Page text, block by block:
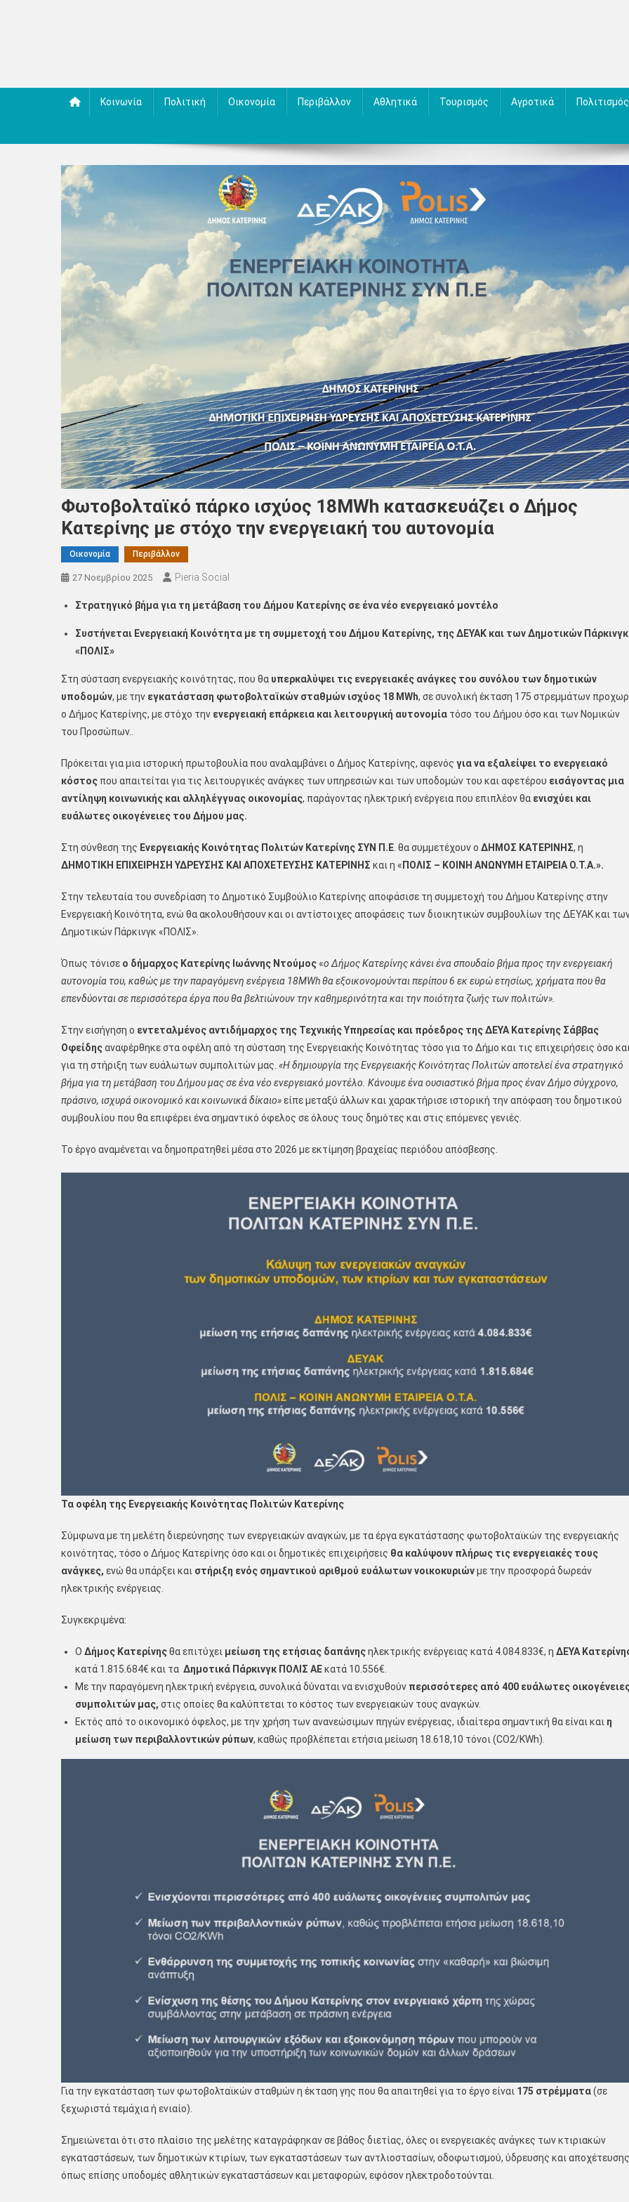
Κοινωνία Πολιτική Οικονομία Περιβάλλον Αθλητικά Τουρισμός Αγροτικά Πολιτισμός
Φωτοβολταϊκό πάρκο ισχύος 18MWh κατασκευάζει ο Δήμος
Κατερίνης με στόχο την ενεργειακή του αυτονομία
Οικονομία Περιβάλλον
27 Νοεμβρίου 2025 Pieria Social
Στρατηγικό βήμα για τη μετάβαση του Δήμου Κατερίνης σε ένα νέο ενεργειακό μοντέλο
Συστήνεται Ενεργειακή Κοινότητα με τη συμμετοχή του Δήμου Κατερίνης, της ΔΕΥΑΚ και των Δημοτικών Πάρκινγκ
«ΠΟΛΙΣ»
Στη σύσταση ενεργειακής κοινότητας, που θα υπερκαλύψει τις ενεργειακές ανάγκες του συνόλου των δημοτικών
υποδομών, με την εγκατάσταση φωτοβολταϊκών σταθμών ισχύος 18 MWh, σε συνολική έκταση 175 στρεμμάτων
ο Δήμος Κατερίνης, με στόχο την ενεργειακή επάρκεια και λειτουργική αυτονομία τόσο του Δήμου όσο και των Νομικών
του Προσώπων..
Πρόκειται για μια ιστορική πρωτοβουλία που αναλαμβάνει ο Δήμος Κατερίνης, αφενός για να εξαλείψει το ενεργειακό
κόστος που απαιτείται για τις λειτουργικές ανάγκες των υπηρεσιών και των υποδομών του και αφετέρου εισάγοντας μια
αντίληψη κοινωνικής και αλληλέγγυας οικονομίας, παράγοντας ηλεκτρική ενέργεια που επιπλέον θα ενισχύει και
ευάλωτες οικογένειες του Δήμου μας.
Στη σύνθεση της Ενεργειακής Κοινότητας Πολιτών Κατερίνης ΣΥΝ Π.Ε . θα συμμετέχουν ο ΔΗΜΟΣ ΚΑΤΕΡΙΝΗΣ, η
ΔΗΜΟΤΙΚΗ ΕΠΙΧΕΙΡΗΣΗ ΥΔΡΕΥΣΗΣ ΚΑΙ ΑΠΟΧΕΤΕΥΣΗΣ ΚΑΤΕΡΙΝΗΣ και η « ΠΟΛΙΣ – ΚΟΙΝΗ ΑΝΩΝΥΜΗ ΕΤΑΙΡΕΙΑ Ο.Τ.Α.».
Στην τελευταία του συνεδρίαση το Δημοτικό Συμβούλιο Κατερίνης αποφάσισε τη συμμετοχή του Δήμου Κατερίνης στην
Ενεργειακή Κοινότητα, ενώ θα ακολουθήσουν και οι αντίστοιχες αποφάσεις των διοικητικών συμβουλίων της ΔΕΥΑΚ και
Δημοτικών Πάρκινγκ «ΠΟΛΙΣ».
Όπως τόνισε ο δήμαρχος Κατερίνης Ιωάννης Ντούμος «ο Δήμος Κατερίνης κάνει ένα σπουδαίο βήμα προς την ενεργειακή
αυτονομία του, καθώς με την παραγόμενη ενέργεια 18MWhθα εξοικονομούνται περίπου 6 εκ ευρώ ετησίως, χρήματα που θα
επενδύονται σε περισσότερα έργα που θα βελτιώνουν την καθημερινότητα και την ποιότητα ζωής των πολιτών».
Στην εισήγηση ο εντεταλμένος αντιδήμαρχος της Τεχνικής Υπηρεσίας και πρόεδρος της ΔΕΥΑ Κατερίνης Σάββας
Οφείδηςαναφέρθηκε στα οφέλη από τη σύσταση της Ενεργειακής Κοινότητας τόσο για το Δήμο και τις επιχειρήσεις όσο
για τη στήριξη των ευάλωτων συμπολιτών μας. «Η δημιουργία της Ενεργειακής Κοινότητας Πολιτών αποτελεί ένα στρατηγικό
βήμα για τη μετάβαση του Δήμου μας σε ένα νέο ενεργειακό μοντέλο. Κάνουμε ένα ουσιαστικό βήμα προς έναν Δήμο σύγχρονο,
πράσινο, ισχυρά οικονομικό και κοινωνικά δίκαιο»είπε μεταξύ άλλων και χαρακτήρισε ιστορική την απόφαση του δημοτικού
συμβουλίου που θα επιφέρει ένα σημαντικό όφελος σε όλους τους δημότες και στις επόμενες γενιές.
Το έργο αναμένεται να δημοπρατηθεί μέσα στο 2026 με εκτίμηση βραχείας περιόδου απόσβεσης.
Τα οφέλη της Ενεργειακής Κοινότητας Πολιτών Κατερίνης
Σύμφωνα με τη μελέτη διερεύνησης των ενεργειακών αναγκών, με τα έργα εγκατάστασης φωτοβολταϊκών της ενεργειακής
κοινότητας, τόσο ο Δήμος Κατερίνης όσο και οι δημοτικές επιχειρήσεις θα καλύψουν πλήρως τις ενεργειακές τους
ανάγκες, ενώ θα υπάρξει και στήριξη ενός σημαντικού αριθμού ευάλωτων νοικοκυριώνμε την προσφορά δωρεάν
ηλεκτρικής ενέργειας.
Συγκεκριμένα:
Ο Δήμος Κατερίνηςθα επιτύχει μείωση της ετήσιας δαπάνηςηλεκτρικής ενέργειας κατά 4.084.833€, η ΔΕΥΑ
κατά 1.815.684€ και τα Δημοτικά Πάρκινγκ ΠΟΛΙΣ ΑΕκατά 10.556€.
Με την παραγόμενη ηλεκτρική ενέργεια, συνολικά δύναται να ενισχυθούν περισσότερες από 400 ευάλωτες
συμπολιτών μας, στις οποίες θα καλύπτεται το κόστος των ενεργειακών τους αναγκών.
Εκτός από το οικονομικό όφελος, με την χρήση των ανανεώσιμων πηγών ενέργειας, ιδιαίτερα σημαντική θα είναι και η
μείωση των περιβαλλοντικών ρύπων, καθώς προβλέπεται ετήσια μείωση 18.618,10 τόνοι (CO2/KWh).
Για την εγκατάσταση των φωτοβολταϊκών σταθμών η έκταση γης που θα απαιτηθεί για το έργο είναι 175 στρέμματα(σε
ξεχωριστά τεμάχια ή ενιαίο).
Σημειώνεται ότι στο πλαίσιο της μελέτης καταγράφηκαν σε βάθος διετίας, όλες οι ενεργειακές ανάγκες των κτιριακών
εγκαταστάσεων, των δημοτικών κτιρίων, των εγκαταστάσεων των αντλιοστασίων, οδοφωτισμού, ύδρευσης και
όπως επίσης υποδομές αθλητικών εγκαταστάσεων και μεταφορών, εφόσον ηλεκτροδοτούνται.